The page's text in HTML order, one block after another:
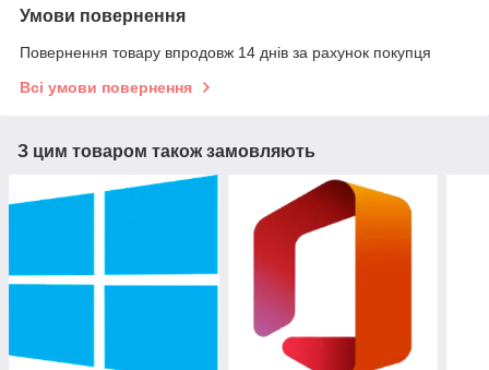
Умови повернення
Повернення товару впродовж 14 днів за рахунок покупця
Всі умови повернення
З цим товаром також замовляють